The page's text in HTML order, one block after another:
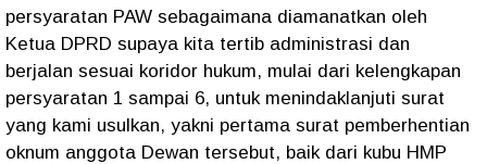
persyaratan PAW sebagaimana diamanatkan oleh
Ketua DPRD supaya kita tertib administrasi dan
berjalan sesuai koridor hukum, mulai dari kelengkapan
persyaratan 1 sampai 6, untuk menindaklanjuti surat
yang kami usulkan, yakni pertama surat pemberhentian
oknum anggota Dewan tersebut, baik dari kubu HMP